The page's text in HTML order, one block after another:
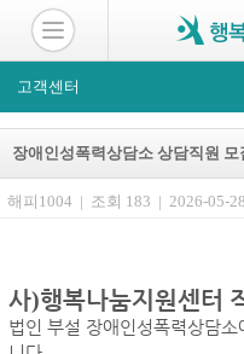
고객센터
장애인성폭력상담소 상담직원 모
해피1004 | 조회 183 | 2026-05-28
사)행복나눔지원센터
법인 부설 장애인성폭력상담